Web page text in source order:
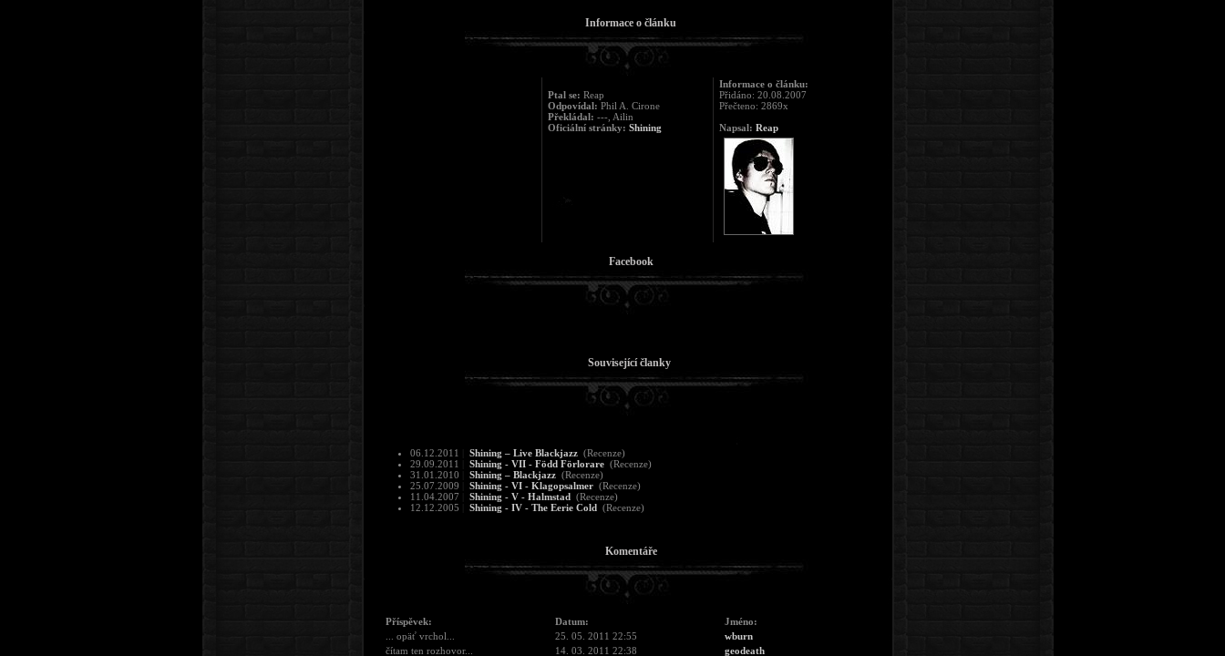
Informace o článku
Ptal se: Reap
Odpovídal: Phil A. Cirone
Překládal: ---, Ailin
Oficiální stránky: Shining
Informace o článku:
Přidáno: 20.08.2007
Přečteno: 2869x
Napsal: Reap
Facebook
Související članky
06.12.2011 Shining – Live Blackjazz (Recenze)
29.09.2011
Shining - VII - Född Förlorare (Recenze)
31.01.2010
Shining – Blackjazz (Recenze)
25.07.2009
Shining - VI - Klagopsalmer (Recenze)
11.04.2007
Shining - V - Halmstad (Recenze)
12.12.2005
Shining - IV - The Eerie Cold (Recenze)
Komentáře
Příspěvek: Datum:
Jméno:
... opäť vrchol...
25. 05. 2011 22:55
wburn
čítam ten rozhovor...
14. 03. 2011 22:38 geodeath